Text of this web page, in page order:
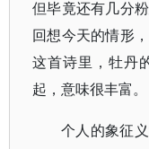
但毕竟还有几分
回想今天的情形
这首诗里，牡丹
起，意味很丰富。
个人的象征